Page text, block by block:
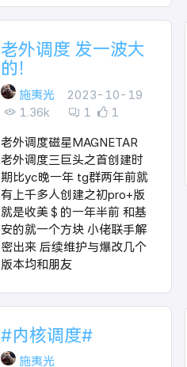
老外调度 发一波大
的！
施夷光
2023-10-19
1.36k
1
1
老外调度磁星MAGNETAR
老外调度三巨头之首创建时
期比yc晚一年 tg群两年前就
有上千多人创建之初pro+版
就是收美＄的一年半前 和基
安的就一个方块 小佬联手解
密出来 后续维护与爆改几个
版本均和朋友
#内核调度#
施夷光